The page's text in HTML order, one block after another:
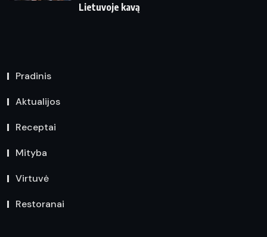
Lietuvoje kavą
Pradinis
Aktualijos
Receptai
Mityba
Virtuvė
Restoranai